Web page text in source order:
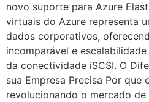
novo suporte para Azure
virtuais do Azure representa
dados corporativos,
incomparável e
da conectividade iSCSI. O
sua Empresa Precisa Por que
revolucionando o mercado